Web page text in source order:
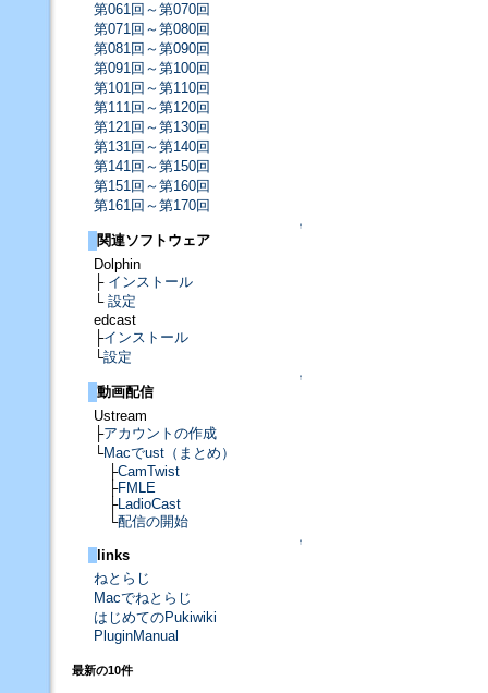
第061回～第070回
第071回～第080回
第081回～第090回
第091回～第100回
第101回～第110回
第111回～第120回
第121回～第130回
第131回～第140回
第141回～第150回
第151回～第160回
第161回～第170回
↑
関連ソフトウェア
Dolphin
├ インストール
└ 設定
edcast
├インストール
└設定
↑
動画配信
Ustream
├アカウントの作成
└Macでust（まとめ）
├CamTwist
├FMLE
├LadioCast
└配信の開始
↑
links
ねとらじ
Macでねとらじ
はじめてのPukiwiki
PluginManual
最新の10件